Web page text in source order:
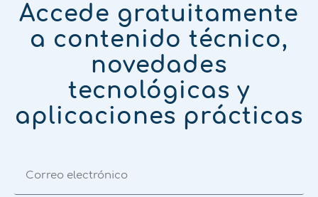
Accede gratuitamente
a contenido técnico,
novedades
tecnológicas y
aplicaciones prácticas